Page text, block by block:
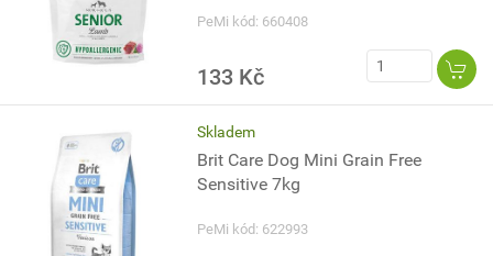
PeMi kód: 660408
133 Kč
Skladem
Brit Care Dog Mini Grain Free
Sensitive 7kg
PeMi kód: 622993